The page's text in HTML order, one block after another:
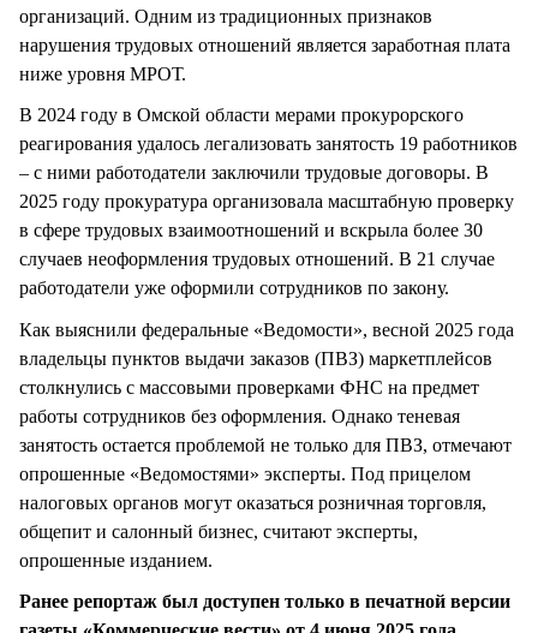
организаций. Одним из традиционных признаков
нарушения трудовых отношений является заработная плата
ниже уровня МРОТ.
В 2024 году в Омской области мерами прокурорского
реагирования удалось легализовать занятость 19 работников
– с ними работодатели заключили трудовые договоры. В
2025 году прокуратура организовала масштабную проверку
в сфере трудовых взаимоотношений и вскрыла более 30
случаев неоформления трудовых отношений. В 21 случае
работодатели уже оформили сотрудников по закону.
Как выяснили федеральные «Ведомости», весной 2025 года
владельцы пунктов выдачи заказов (ПВЗ) маркетплейсов
столкнулись с массовыми проверками ФНС на предмет
работы сотрудников без оформления. Однако теневая
занятость остается проблемой не только для ПВЗ, отмечают
опрошенные «Ведомостями» эксперты. Под прицелом
налоговых органов могут оказаться розничная торговля,
общепит и салонный бизнес, считают эксперты,
опрошенные изданием.
Ранее репортаж был доступен только в печатной версии